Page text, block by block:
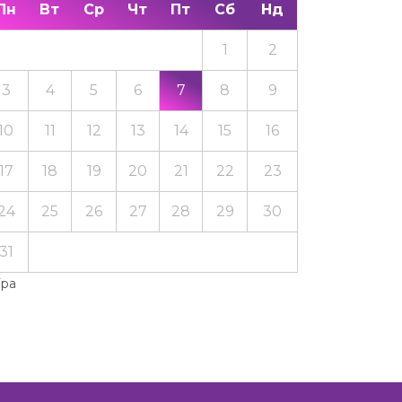
Вт Ср Чт Пт Сб Нд
1 2
3 4 5 6 7 8 9
11 12 13 14 15 16
18 19 20 21 22 23
25 26 27 28 29 30